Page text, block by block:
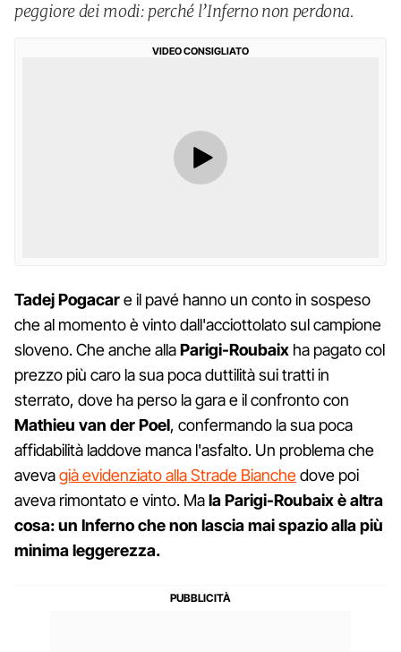
peggiore dei modi: perché l’Inferno non perdona.
VIDEO CONSIGLIATO
Tadej Pogacare il pavé hanno un conto in sospeso
che al momento è vinto dall'acciottolato sul campione
sloveno. Che anche allaParigi-Roubaix ha pagato col
prezzo più caro la sua poca duttilità sui tratti in
sterrato, dove ha perso la gara e il confronto con
Mathieu van der Poel, confermando la sua poca
affidabilità laddove manca l'asfalto. Un problema che
avevagià evidenziato alla Strade Bianchedove poi
aveva rimontato e vinto. Mala Parigi-Roubaix è altra
cosa: un Inferno che non lascia mai spazio alla più
minima leggerezza.